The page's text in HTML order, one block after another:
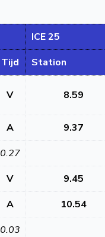
ICE 25
Tijd Station
V 8.59
A 9.37
0.27
V 9.45
A 10.54
0.03